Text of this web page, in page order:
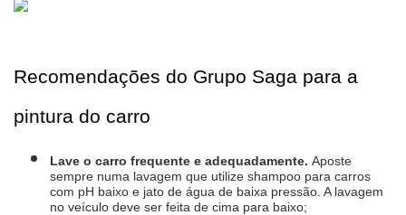
Recomendações do Grupo Saga para a
pintura do carro
Lave o carro frequente e adequadamente. Aposte
sempre numa lavagem que utilize shampoo para carros
com pH baixo e jato de água de baixa pressão. A lavagem
no veículo deve ser feita de cima para baixo;